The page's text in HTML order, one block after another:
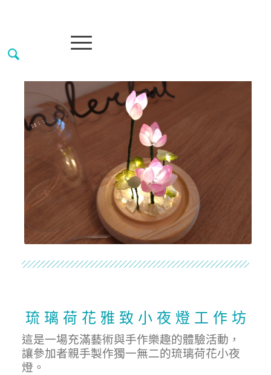
琉 璃 荷 花 雅 致 小 夜 燈 工 作 坊
這是一場充滿藝術與手作樂趣的體驗活動，
讓參加者親手製作獨一無二的琉璃荷花小夜
燈。